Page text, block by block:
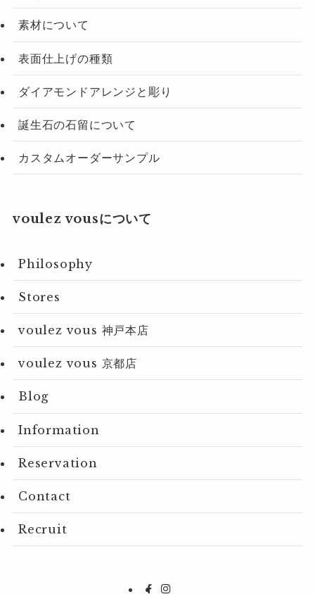
素材について
表面仕上げの種類
ダイアモンドアレンジと彫り
誕生石の石留について
カスタムオーダーサンプル
voulez vousについて
Philosophy
Stores
voulez vous 神戸本店
voulez vous 京都店
Blog
Information
Reservation
Contact
Recruit